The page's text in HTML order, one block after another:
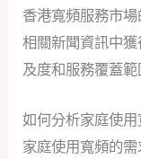
香港寬頻服務市
相關新聞資訊中
及度和服務覆蓋範
如何分析家庭使
家庭使用寬頻的